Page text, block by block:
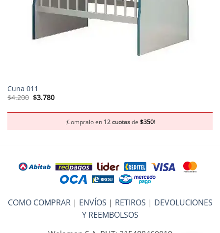
Cuna 011
$4.200 El
$3.780El
$3.780.
¡Compralo en 12 cuotasde $350!
COMO COMPRAR| ENVÍOS | RETIROS | DEVOLUCIONES
Y REEMBOLSOS